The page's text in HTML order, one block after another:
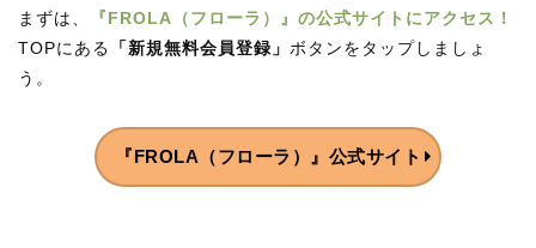
まずは、
『FROLA（フローラ）』の公式サイトにアクセス！
TOPにある
「新規無料会員登録」 ボタンをタップしましょ
う。
『FROLA（フローラ）』公式サイト